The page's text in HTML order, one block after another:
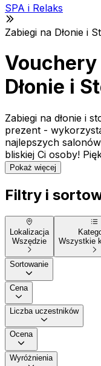
SPA i Relaks
Zabiegi na Dłonie i
Dłonie i
Zabiegi na dłonie i
prezent -
najlepszych
bliskiej Ci osoby!
Pokaż więcej
Filtry i
Lokalizacja
Wszędzie
Wszystkie
Sortowanie
Cena
Liczba uczestników
Ocena
Wyróżnienia